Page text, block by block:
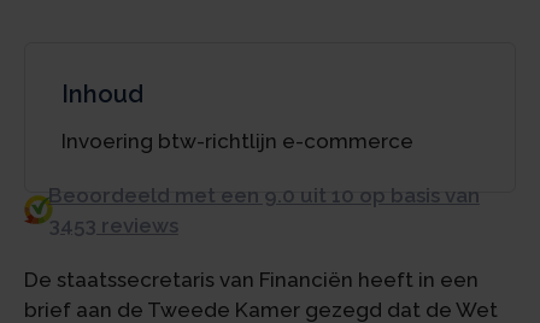
Inhoud
Invoering btw-richtlijn e-commerce
Beoordeeld met een 9.0 uit 10 op basis van
3453 reviews
De staatssecretaris van Financiën heeft in een
brief aan de Tweede Kamer gezegd dat de Wet